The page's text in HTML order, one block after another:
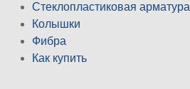
Стеклопластиковая арматура
Колышки
Фибра
Как купить